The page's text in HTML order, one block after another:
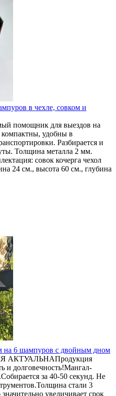
в чехле, совком и
помощник для выездов на
удобны в
Разбирается и
Толщина металла 2 мм.
совок кочерга чехол
24 см., высота 60 см., глубина
на 6 шампуров с двойным дном
АКТУАЛЬНАПродукция
и долговечность!Мангал-
за 40-50 секунд. Не
стали 3
увеличивает срок